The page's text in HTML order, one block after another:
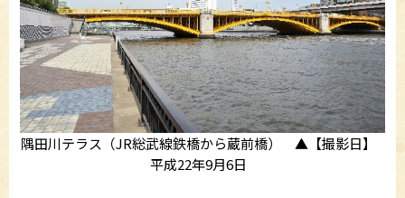
隅田川テラス（JR総武線鉄橋から蔵前橋） ▲【撮影日】
平成22年9月6日